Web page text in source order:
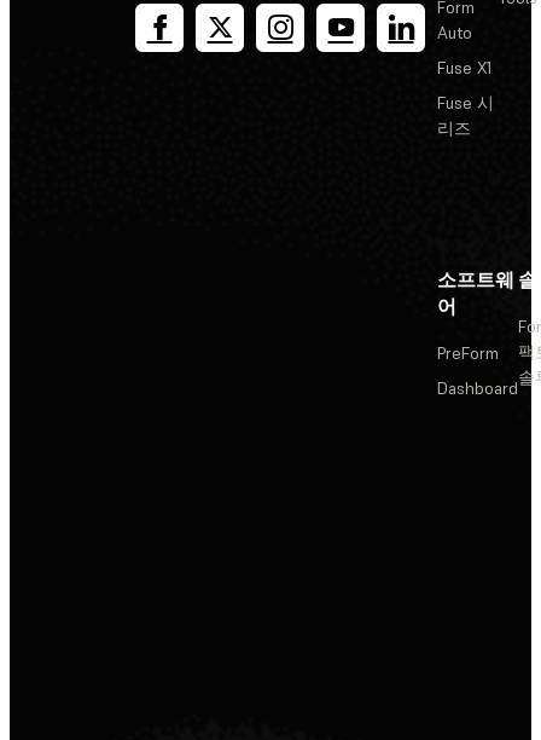
Form
Auto
Fuse X1
Fuse 시
리즈
소프트웨
어
PreForm
Dashboard
팩
솔